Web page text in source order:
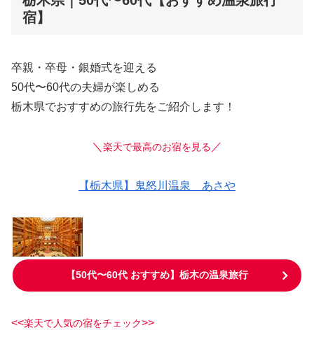
宿】
卒親・卒母・銀婚式を迎える
50代〜60代の夫婦が楽しめる
栃木県でおすすめの旅行先をご紹介します！
＼ 楽天で最高のお宿を見る ／
【栃木県】 鬼怒川温泉 あさや
【50代〜60代 おすすめ】栃木の温泉旅行
<<楽天で人気の宿をチェック>>